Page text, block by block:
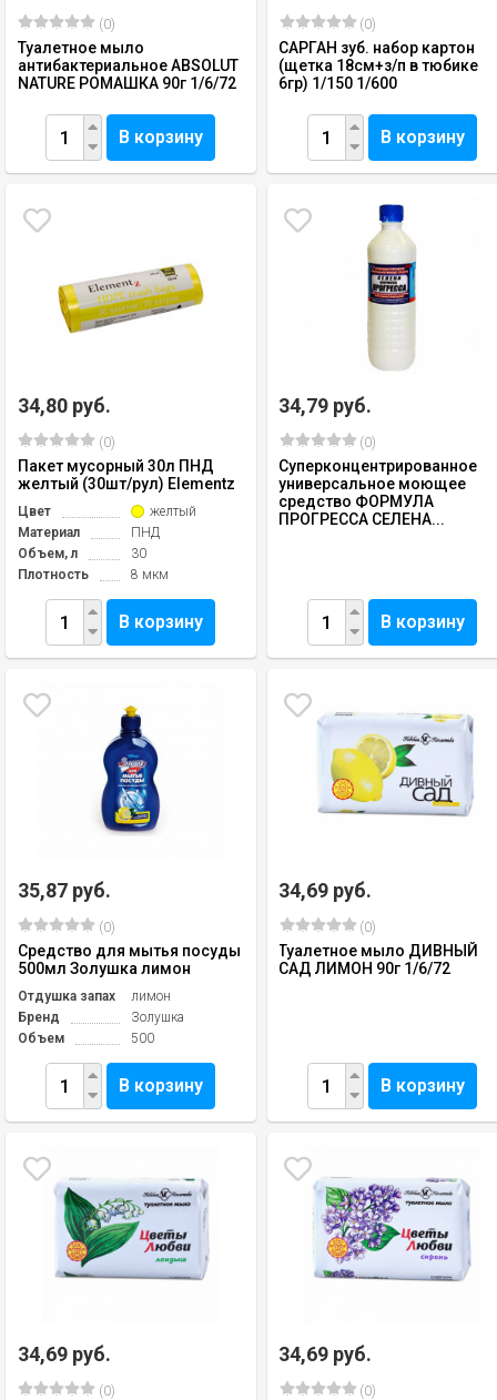
(0)
Туалетное мыло
антибактериальное ABSOLUT
NATURE РОМАШКА 90г 1/6/72
В корзину
(0)
САРГАН зуб. набор картон
(щетка 18см+з/п в тюбике
6гр) 1/150 1/600
В корзину
34,80 руб.
(0)
Пакет мусорный 30л ПНД
желтый (30шт/рул) Elementz
Цвет
желтый
Материал
ПНД
Объем, л
30
Плотность
8 мкм
В корзину
34,79 руб.
(0)
Суперконцентрированное
универсальное моющее
средство ФОРМУЛА
ПРОГРЕССА СЕЛЕНА...
В корзину
35,87 руб.
(0)
Средство для мытья посуды
500мл Золушка лимон
Отдушка запах
лимон
Бренд
Золушка
Объем
500
В корзину
34,69 руб.
(0)
Туалетное мыло ДИВНЫЙ
САД ЛИМОН 90г 1/6/72
В корзину
34,69 руб.
(0)
34,69 руб.
(0)